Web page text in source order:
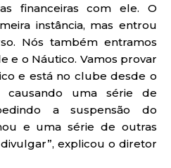
financeiras com ele. O
instância, mas entrou
Nós também entramos
e o Náutico. Vamos provar
e está no clube desde o
uma série de
a suspensão do
e uma série de outras
explicou o diretor